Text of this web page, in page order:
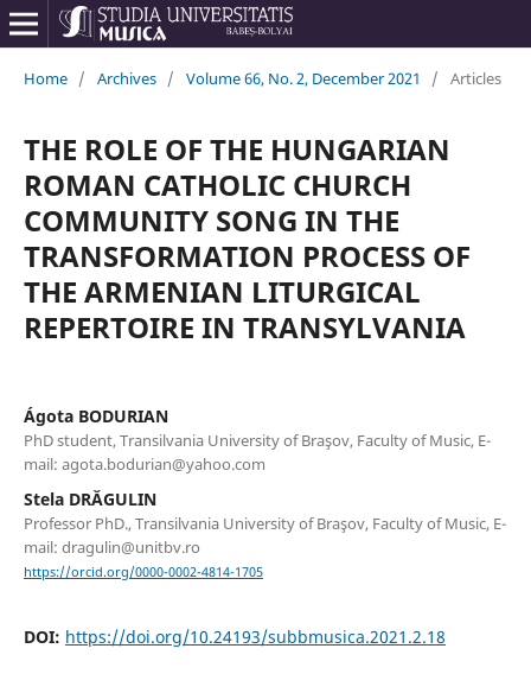
Home / Archives / Volume 66, No. 2, December 2021 / Articles
THE ROLE OF THE HUNGARIAN
ROMAN CATHOLIC CHURCH
COMMUNITY SONG IN THE
TRANSFORMATION PROCESS OF
THE ARMENIAN LITURGICAL
REPERTOIRE IN TRANSYLVANIA
Ágota BODURIAN
PhD student, Transilvania University of Braşov, Faculty of Music, E-
mail: agota.bodurian@yahoo.com
Stela DRĂGULIN
Professor PhD., Transilvania University of Braşov, Faculty of Music, E-
mail: dragulin@unitbv.ro
https://orcid.org/0000-0002-4814-1705
DOI: https://doi.org/10.24193/subbmusica.2021.2.18